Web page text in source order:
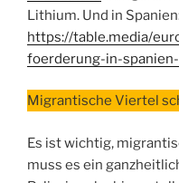
Lithium. Und in
https://table.media/
foerderung-in-
Migrantische Viertel
Es ist wichtig,
muss es ein